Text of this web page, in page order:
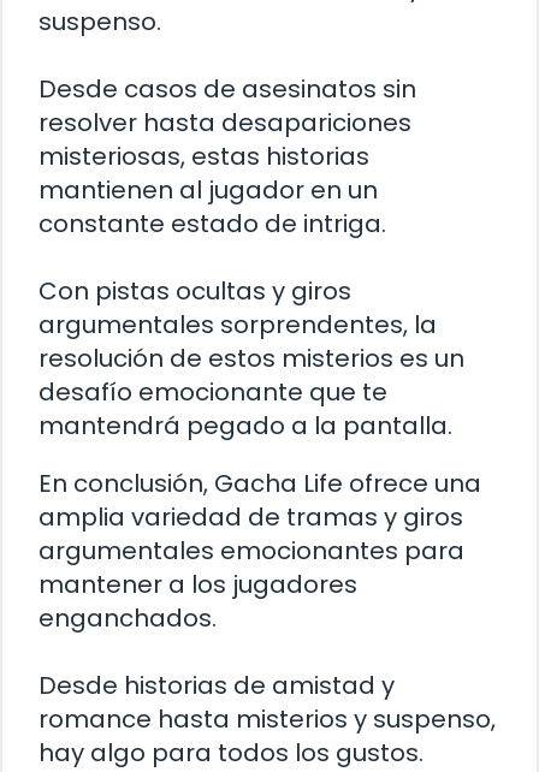
suspenso.
Desde casos de asesinatos sin
resolver hasta desapariciones
misteriosas, estas historias
mantienen al jugador en un
constante estado de intriga.
Con pistas ocultas y giros
argumentales sorprendentes, la
resolución de estos misterios es un
desafío emocionante que te
mantendrá pegado a la pantalla.
En conclusión, Gacha Life ofrece una
amplia variedad de tramas y giros
argumentales emocionantes para
mantener a los jugadores
enganchados.
Desde historias de amistad y
romance hasta misterios y suspenso,
hay algo para todos los gustos.